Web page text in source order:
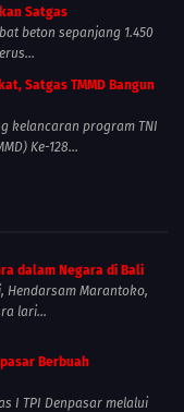
Satgas
beton sepanjang 1.450
Satgas TMMD Bangun
kelancaran program TNI
Ke-128...
dalam Negara di Bali
Hendarsam Marantoko,
lari...
Berbuah
I TPI Denpasar melalui